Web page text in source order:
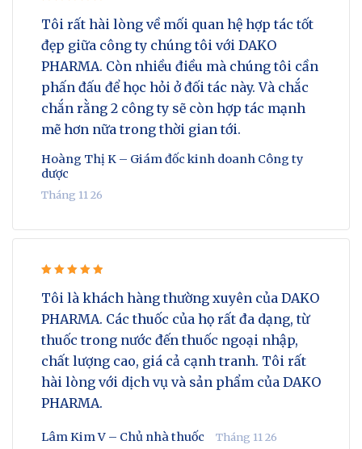
Tôi rất hài lòng về mối quan hệ hợp tác tốt
đẹp giữa công ty chúng tôi với DAKO
PHARMA. Còn nhiều điều mà chúng tôi cần
phấn đấu để học hỏi ở đối tác này. Và chắc
chắn rằng 2 công ty sẽ còn hợp tác mạnh
mẽ hơn nữa trong thời gian tới.
Hoàng Thị K – Giám đốc kinh doanh Công ty
dược
Tháng 11 26
out of 5
Tôi là khách hàng thường xuyên của DAKO
PHARMA. Các thuốc của họ rất đa dạng, từ
thuốc trong nước đến thuốc ngoại nhập,
chất lượng cao, giá cả cạnh tranh. Tôi rất
hài lòng với dịch vụ và sản phẩm của DAKO
PHARMA.
Lâm Kim V – Chủ nhà thuốc Tháng 11 26
out of 5